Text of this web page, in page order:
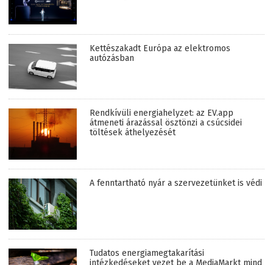
Kettészakadt Európa az elektromos
autózásban
Rendkívüli energiahelyzet: az EV.app
átmeneti árazással ösztönzi a csúcsidei
töltések áthelyezését
A fenntartható nyár a szervezetünket is védi
Tudatos energiamegtakarítási
intézkedéseket vezet be a MediaMarkt mind